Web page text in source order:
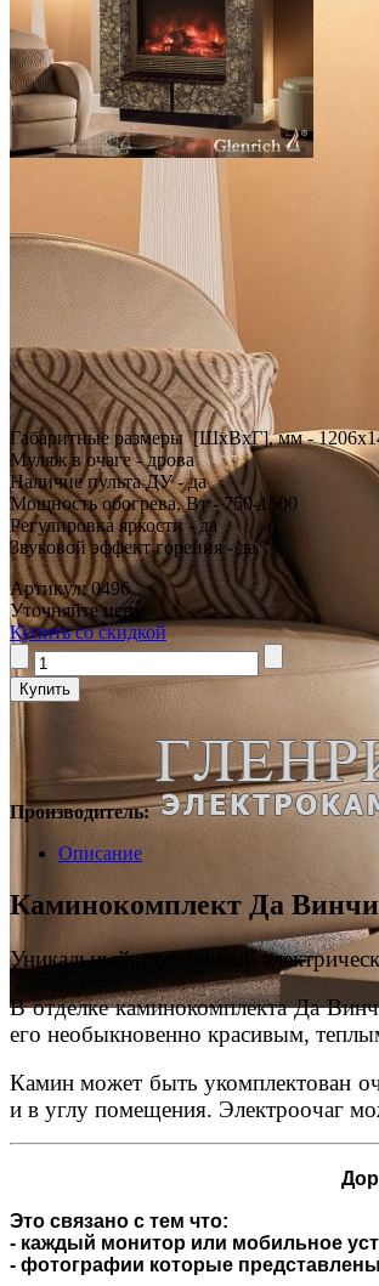
Габаритные размеры [ШxВxГ], мм -
Муляж в очаге - дрова
Наличие пульта ДУ - да
Мощность обогрева, Вт - 750-1500
Регулировка яркости - да
Звуковой эффект горения - да
Артикул: 0496
Уточняйте цену
Купить со скидкой
Производитель:
Описание
Каминокомплект Да
Уникальный, роскошный
В отделке каминокомплекта Да
его необыкновенно красивым,
Камин может быть укомплектован
и в углу помещения. Электроочаг
Это связано с тем что:
- каждый монитор или мобильное
- фотографии которые